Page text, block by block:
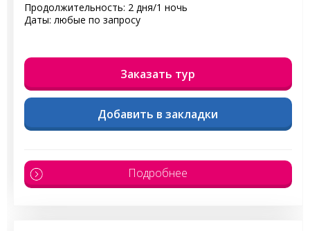
Продолжительность: 2 дня/1 ночь
Даты: любые по запросу
Заказать тур
Добавить в закладки
Подробнее